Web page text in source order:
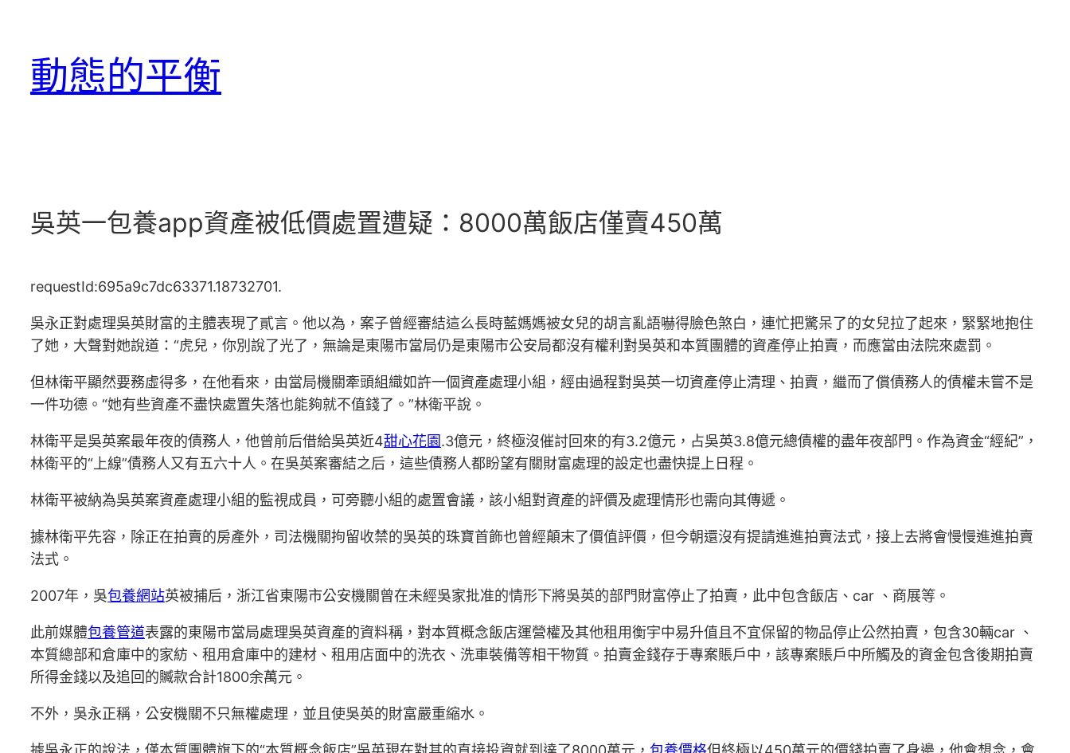
動態的平衡
吳英一包養app資產被低價處置遭疑：8000萬飯店僅賣450萬
requestId:695a9c7dc63371.18732701.
吳永正對處理吳英財富的主體表現了貳言。他以為，案子曾經審結這么長時藍媽媽被女兒的胡言亂語嚇得臉色煞白，連忙把驚呆了的女兒拉了起來，緊緊地抱住
了她，大聲對她說道：“虎兒，你別說了光了，無論是東陽市當局仍是東陽市公安局都沒有權利對吳英和本質團體的資產停止拍賣，而應當由法院來處罰。
但林衛平顯然要務虛得多，在他看來，由當局機關牽頭組織如許一個資產處理小組，經由過程對吳英一切資產停止清理、拍賣，繼而了償債務人的債權未嘗不是
一件功德。“她有些資產不盡快處置失落也能夠就不值錢了。”林衛平說。
林衛平是吳英案最年夜的債務人，他曾前后借給吳英近4甜心花園.3億元，終極沒催討回來的有3.2億元，占吳英3.8億元總債權的盡年夜部門。作為資金“經紀”，
林衛平的“上線”債務人又有五六十人。在吳英案審結之后，這些債務人都盼望有關財富處理的設定也盡快提上日程。
林衛平被納為吳英案資產處理小組的監視成員，可旁聽小組的處置會議，該小組對資產的評價及處理情形也需向其傳遞。
據林衛平先容，除正在拍賣的房產外，司法機關拘留收禁的吳英的珠寶首飾也曾經顛末了價值評價，但今朝還沒有提請進進拍賣法式，接上去將會慢慢進進拍賣
法式。
2007年，吳包養網站英被捕后，浙江省東陽市公安機關曾在未經吳家批准的情形下將吳英的部門財富停止了拍賣，此中包含飯店、car 、商展等。
此前媒體包養管道表露的東陽市當局處理吳英資產的資料稱，對本質概念飯店運營權及其他租用衡宇中易升值且不宜保留的物品停止公然拍賣，包含30輛car 、
本質總部和倉庫中的家紡、租用倉庫中的建材、租用店面中的洗衣、洗車裝備等相干物質。拍賣金錢存于專案賬戶中，該專案賬戶中所觸及的資金包含後期拍賣
所得金錢以及追回的贓款合計1800余萬元。
不外，吳永正稱，公安機關不只無權處理，並且使吳英的財富嚴重縮水。